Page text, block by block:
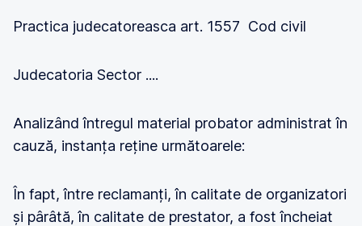
Practica judecatoreasca art. 1557 Cod civil
Judecatoria Sector ....
Analizând întregul material probator administrat în
cauză, instanța reține următoarele:
În fapt, între reclamanți, în calitate de organizatori
și pârâtă, în calitate de prestator, a fost încheiat